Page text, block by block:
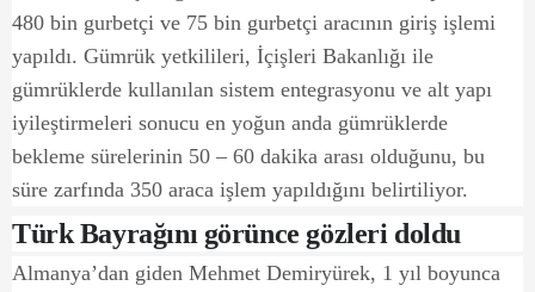
480 bin gurbetçi ve 75 bin gurbetçi aracının giriş işlemi
yapıldı. Gümrük yetkilileri, İçişleri Bakanlığı ile
gümrüklerde kullanılan sistem entegrasyonu ve alt yapı
iyileştirmeleri sonucu en yoğun anda gümrüklerde
bekleme sürelerinin 50 – 60 dakika arası olduğunu, bu
süre zarfında 350 araca işlem yapıldığını belirtiliyor.
Türk Bayrağını görünce gözleri doldu
Almanya’dan giden Mehmet Demiryürek, 1 yıl boyunca